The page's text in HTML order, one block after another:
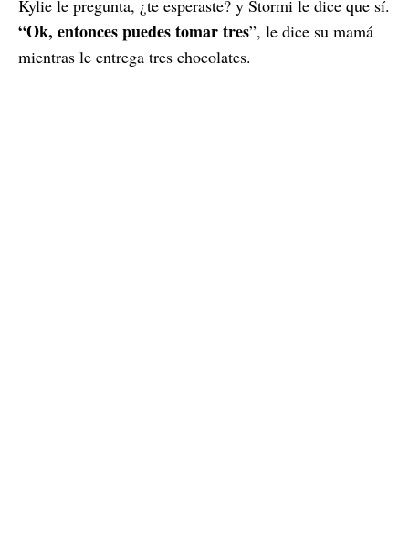
Kylie le pregunta, ¿te esperaste? y Stormi le dice que sí.
“Ok, entonces puedes tomar tres”, le dice su mamá
mientras le entrega tres chocolates.